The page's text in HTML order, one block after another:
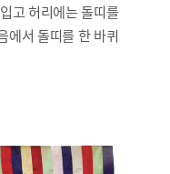
고 허리에는 돌띠를
에서 돌띠를 한 바퀴